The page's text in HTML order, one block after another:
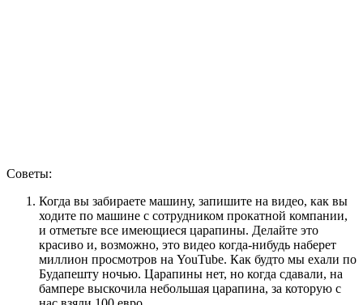
Советы:
Когда вы забираете машину, запишите на видео, как вы
ходите по машине с сотрудником прокатной компании,
и отметьте все имеющиеся царапины. Делайте это
красиво и, возможно, это видео когда-нибудь наберет
миллион просмотров на YouTube. Как будто мы ехали по
Будапешту ночью. Царапины нет, но когда сдавали, на
бампере выскочила небольшая царапина, за которую с